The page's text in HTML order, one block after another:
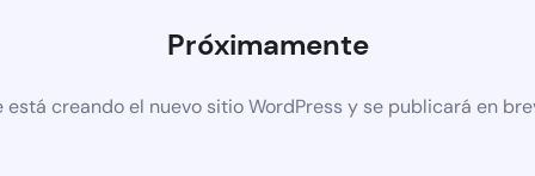
Próximamente
está creando el nuevo sitio WordPress y se publicará en